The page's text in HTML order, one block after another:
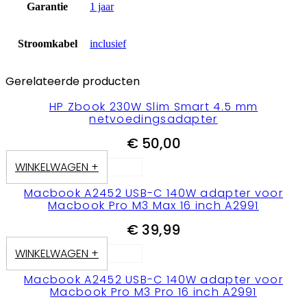
Garantie 1 jaar
Stroomkabel inclusief
Gerelateerde producten
HP Zbook 230W Slim Smart 4.5 mm
netvoedingsadapter
€50,00
WINKELWAGEN +
Macbook A2452 USB-C 140W adapter voor
Macbook Pro M3 Max 16 inch A2991
€ 39,99
WINKELWAGEN +
Macbook A2452 USB-C 140W adapter voor
Macbook Pro M3 Pro 16 inch A2991